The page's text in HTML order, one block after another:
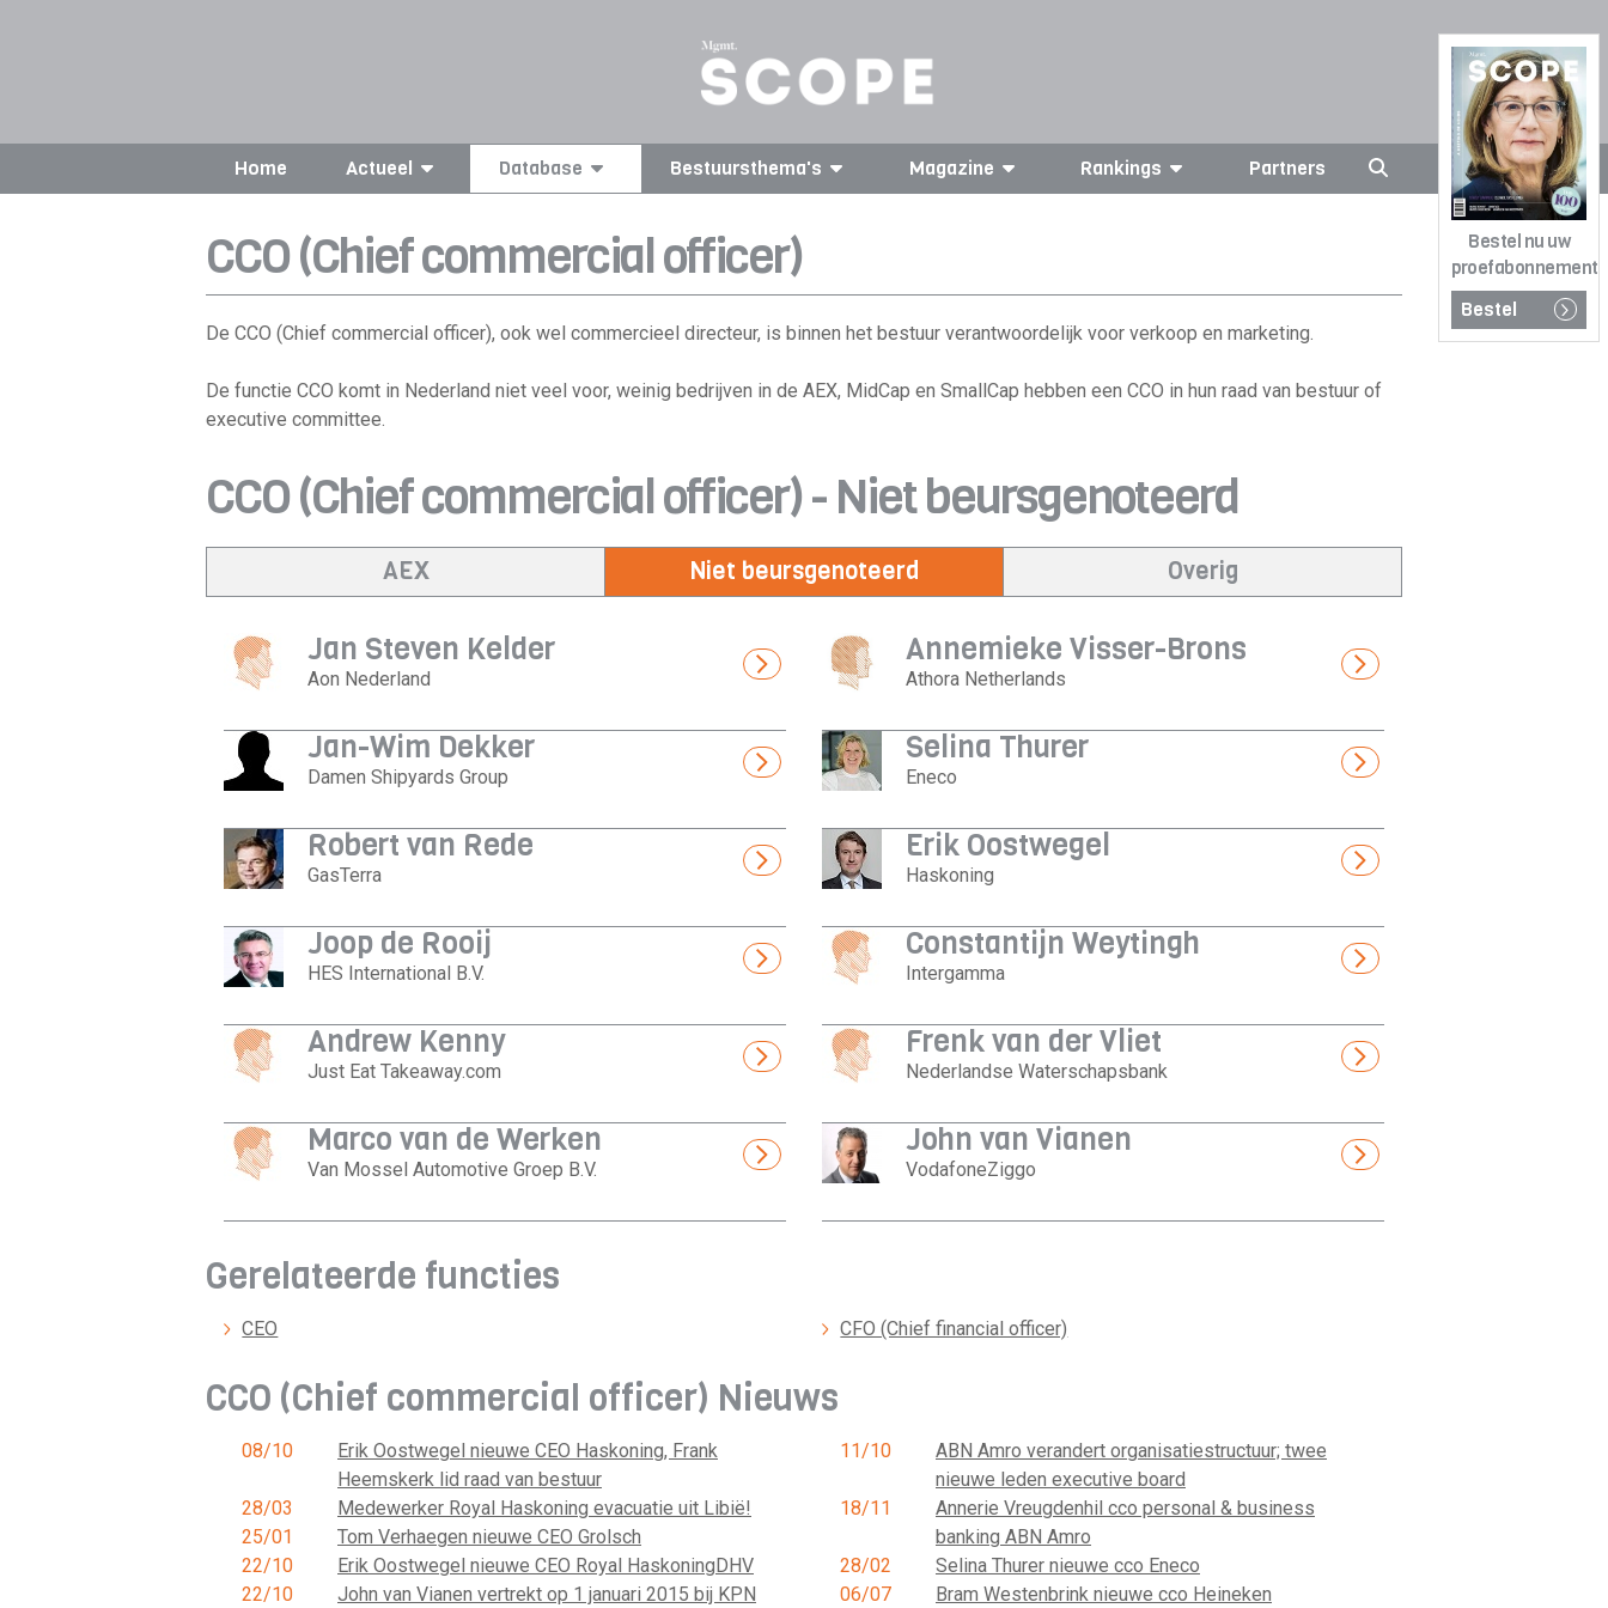
Bestel nu uw
proefabonnement
Bestel
Home Actueel Database Bestuursthema's Magazine Rankings Partners
CCO (Chief commercial officer)
De CCO (Chief commercial officer), ook wel commercieel directeur, is binnen het bestuur verantwoordelijk voor verkoop en marketing.
De functie CCO komt in Nederland niet veel voor, weinig bedrijven in de AEX, MidCap en SmallCap hebben een CCO in hun raad van bestuur of
executive committee.
CCO (Chief commercial officer) - Niet beursgenoteerd
AEX Niet beursgenoteerd Overig
Jan Steven Kelder
Aon Nederland
Annemieke Visser-Brons
Athora Netherlands
Jan-Wim Dekker
Damen Shipyards Group
Selina Thurer
Eneco
Robert van Rede
GasTerra
Erik Oostwegel
Haskoning
Joop de Rooij
HES International B.V.
Constantijn Weytingh
Intergamma
Andrew Kenny
Just Eat Takeaway.com
Frenk van der Vliet
Nederlandse Waterschapsbank
Marco van de Werken
Van Mossel Automotive Groep B.V.
John van Vianen
VodafoneZiggo
Gerelateerde functies
CEO CFO (Chief financial officer)
CCO (Chief commercial officer) Nieuws
08/10
Erik Oostwegel nieuwe CEO Haskoning, Frank
Heemskerk lid raad van bestuur
28/03
Medewerker Royal Haskoning evacuatie uit Libië!
25/01
Tom Verhaegen nieuwe CEO Grolsch
22/10
Erik Oostwegel nieuwe CEO Royal HaskoningDHV
22/10
John van Vianen vertrekt op 1 januari 2015 bij KPN
11/10
ABN Amro verandert organisatiestructuur; twee
nieuwe leden executive board
18/11
Annerie Vreugdenhil cco personal & business
banking ABN Amro
28/02
Selina Thurer nieuwe cco Eneco
06/07
Bram Westenbrink nieuwe cco Heineken